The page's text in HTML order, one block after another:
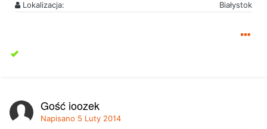
Lokalizacja:
Białystok
Gość joozek
Napisano 5 Luty 2014